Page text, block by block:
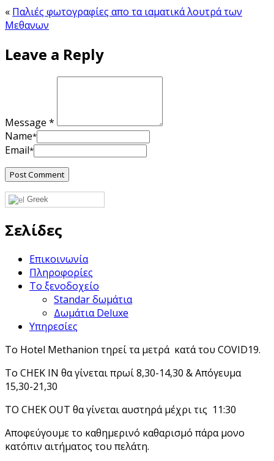
« Παλιές φωτογραφίες απο τα ιαματικά λουτρά των
Μεθανων
Leave a Reply
Message *
Name*
Email*
Greek
Σελίδες
Επικοινωνία
Πληροφορίες
Το ξενοδοχείο
Standar δωμάτια
Δωμάτια Deluxe
Υπηρεσίες
Το Hotel Methanion τηρεί τα μετρά κατά του COVID19.
Το CHEK IN θα γίνεται πρωί 8,30-14,30 & Απόγευμα
15,30-21,30
ΤΟ CHEK OUT θα γίνεται αυστηρά μέχρι τις 11:30
Αποφεύγουμε το καθημερινό καθαρισμό πάρα μονο
κατόπιν αιτήματος του πελάτη.